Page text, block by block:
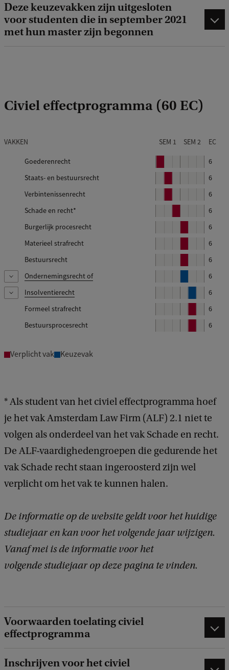
Deze keuzevakken zijn uitgesloten
voor studenten die in september 2021
met hun master zijn begonnen
Civiel effectprogramma (60 EC)
VAKKEN SEM 1 SEM 2 EC
Goederenrecht
o
6
Staats- en bestuursrecht
l
o
6
Verbintenissenrecht
o
6
Schade en recht*
6
Burgerlijk procesrecht
l
o
4
6
Materieel strafrecht
l
o
4
6
Bestuursrecht
l
o
4
6
Ondernemingsrecht of
o
4
6
Je kiest Ondernemingsrecht in blok 4 of Insolventierecht in blok 5.
Insolventierecht
l
o
6
Je kiest Ondernemingsrecht in blok 4 of Insolventierecht in blok 5.
Formeel strafrecht
l
o
6
Bestuursprocesrecht
6
Verplicht vak Keuzevak
* Als student van het civiel effectprogramma hoef
je het vak Amsterdam Law Firm (ALF) 2.1 niet te
volgen als onderdeel van het vak Schade en recht.
De ALF-vaardighedengroepen die gedurende het
vak Schade recht staan ingeroosterd zijn wel
verplicht om het vak te kunnen halen.
De informatie op de website geldt voor het huidige
studiejaar en kan voor het volgende jaar wijzigen.
Vanaf mei is de informatie voor het
volgende studiejaar op deze pagina te vinden.
Voorwaarden toelating civiel
effectprogramma
Inschrijven voor het civiel